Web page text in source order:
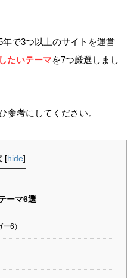
で3つ以上のサイトを運営
たいテーマを7つ厳選しまし
参考にしてください。
[hide]
ーマ6選
6）